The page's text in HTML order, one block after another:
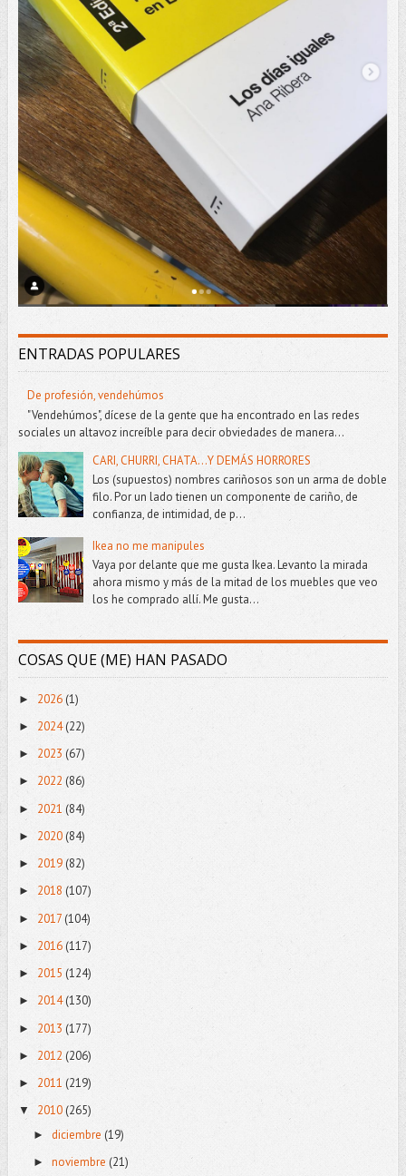
ENTRADAS POPULARES
De profesión, vendehúmos
"Vendehúmos", dícese de la gente que ha encontrado en las redes
sociales un altavoz increíble para decir obviedades de manera...
CARI, CHURRI, CHATA...Y DEMÁS HORRORES
Los (supuestos) nombres cariñosos son un arma de doble
filo. Por un lado tienen un componente de cariño, de
confianza, de intimidad, de p...
Ikea no me manipules
Vaya por delante que me gusta Ikea. Levanto la mirada
ahora mismo y más de la mitad de los muebles que veo
los he comprado allí. Me gusta...
COSAS QUE (ME) HAN PASADO
► 2026 (1)
► 2024(22)
► 2023 (67)
► 2022 (86)
► 2021 (84)
► 2020(84)
► 2019 (82)
► 2018 (107)
► 2017(104)
► 2016 (117)
► 2015 (124)
► 2014(130)
► 2013 (177)
► 2012 (206)
► 2011 (219)
▼ 2010(265)
► diciembre (19)
► noviembre (21)